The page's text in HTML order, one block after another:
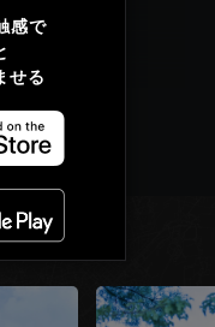
感で
せる
して栄える。
うになる。
くなる。
であったわけではな
あり、奄美群島を支配
仁城もまた難攻不落で
った。